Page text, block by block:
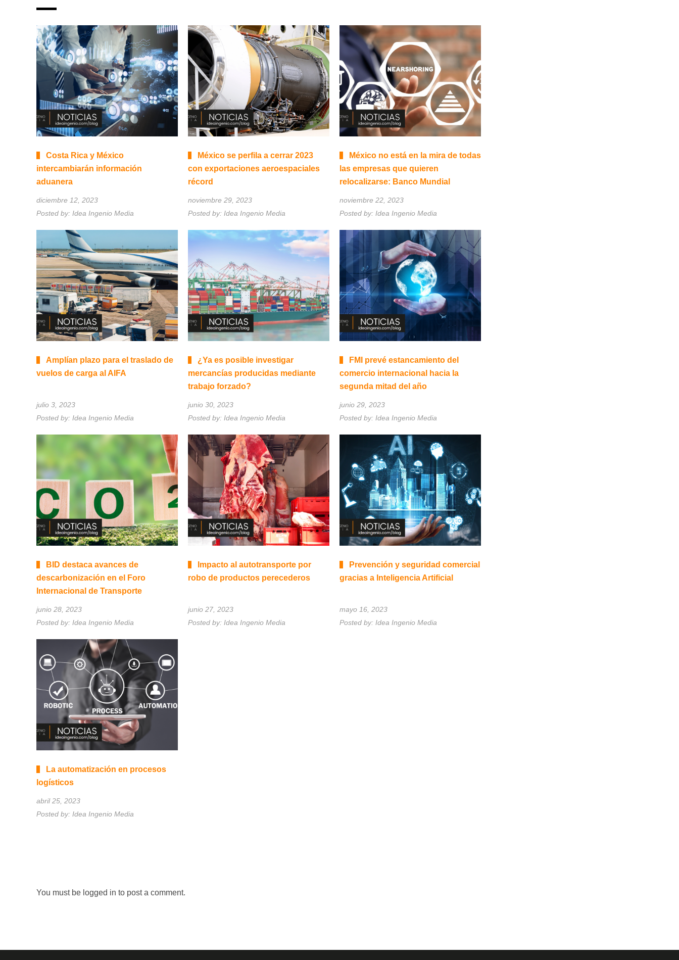
Costa Rica y México
intercambiarán información
aduanera
diciembre 12, 2023
Posted by: Idea Ingenio Media
México se perfila a cerrar 2023
con exportaciones aeroespaciales
récord
noviembre 29, 2023
Posted by: Idea Ingenio Media
México no está en la mira de todas
las empresas que quieren
relocalizarse: Banco Mundial
noviembre 22, 2023
Posted by: Idea Ingenio Media
Amplían plazo para el traslado de
vuelos de carga al AIFA
julio 3, 2023
Posted by: Idea Ingenio Media
¿Ya es posible investigar
mercancías producidas mediante
trabajo forzado?
junio 30, 2023
Posted by: Idea Ingenio Media
FMI prevé estancamiento del
comercio internacional hacia la
segunda mitad del año
junio 29, 2023
Posted by: Idea Ingenio Media
BID destaca avances de
descarbonización en el Foro
Internacional de Transporte
junio 28, 2023
Posted by: Idea Ingenio Media
Impacto al autotransporte por
robo de productos perecederos
junio 27, 2023
Posted by: Idea Ingenio Media
Prevención y seguridad comercial
gracias a Inteligencia Artificial
mayo 16, 2023
Posted by: Idea Ingenio Media
La automatización en procesos
logísticos
abril 25, 2023
Posted by: Idea Ingenio Media
You must be logged in to post a comment.